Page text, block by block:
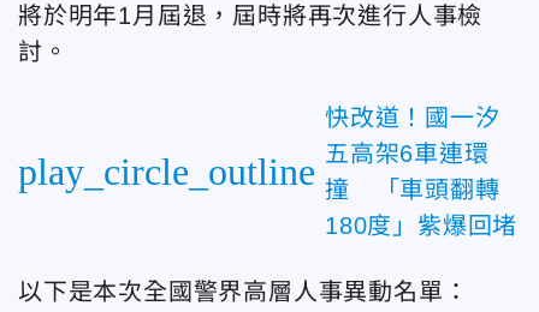
將於明年1月屆退，屆時將再次進行人事檢
討。
play_circle_outline
快改道！國一汐
五高架6車連環
撞 「車頭翻轉
180度」紫爆回堵
以下是本次全國警界高層人事異動名單：